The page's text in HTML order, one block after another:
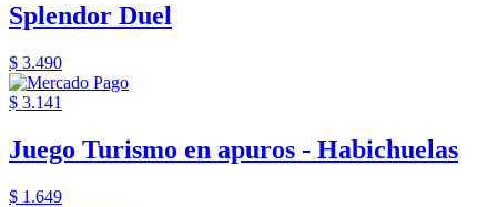
Splendor Duel
$ 3.490
$ 3.141
Juego Turismo en apuros - Habichuelas
$ 1.649